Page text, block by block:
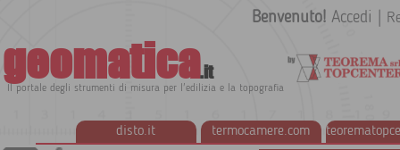
geomatica.it
Il portale degli strumenti di misura per l'edilizia e la topografia
disto.it termocamere.com
Benvenuto! Accedi